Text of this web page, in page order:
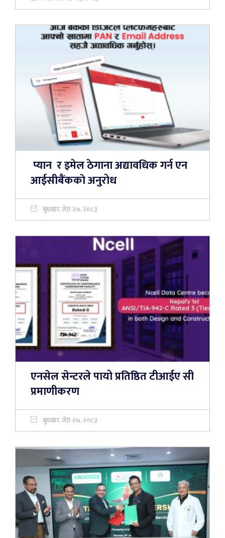
प्यान र इमेल ठेगाना अद्यावधिक गर्न एन
आईसीबैंककाे अनुरोध
बुधबार, जेठ २७, २०८३
एनसेल सेन्टरले पायो प्रतिष्ठित टीआईए सी
प्रमाणीकरण
बुधबार, जेठ २७, २०८३